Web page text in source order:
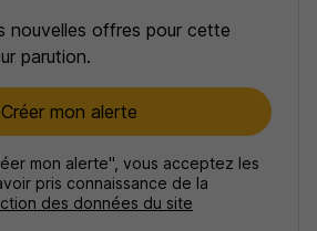
nouvelles offres pour cette
parution.
Créer mon alerte
mon alerte", vous acceptez les
pris connaissance de la
des données du site